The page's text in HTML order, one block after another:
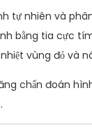
tự nhiên và
bằng tia cực
nhiệt vùng đỏ và
chẩn đoán